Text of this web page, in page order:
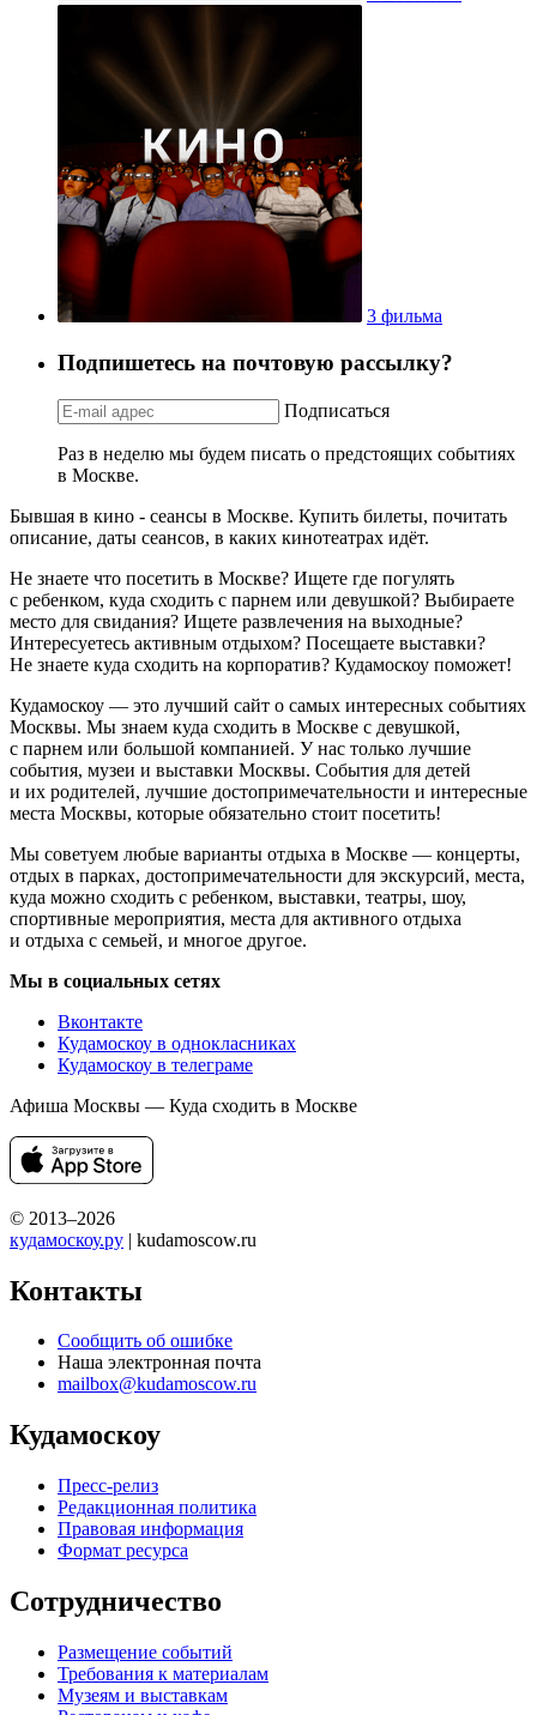
3 фильма
Подпишетесь на почтовую рассылку?
Подписаться
Раз в неделю мы будем писать о предстоящих событиях
в Москве.
Бывшая в кино - сеансы в Москве. Купить билеты, почитать
описание, даты сеансов, в каких кинотеатрах идёт.
Не знаете что посетить в Москве? Ищете где погулять
с ребенком, куда сходить с парнем или девушкой? Выбираете
место для свидания? Ищете развлечения на выходные?
Интересуетесь активным отдыхом? Посещаете выставки?
Не знаете куда сходить на корпоратив? Кудамоскоу поможет!
Кудамоскоу — это лучший сайт о самых интересных событиях
Москвы. Мы знаем куда сходить в Москве с девушкой,
с парнем или большой компанией. У нас только лучшие
события, музеи и выставки Москвы. События для детей
и их родителей, лучшие достопримечательности и интересные
места Москвы, которые обязательно стоит посетить!
Мы советуем любые варианты отдыха в Москве — концерты,
отдых в парках, достопримечательности для экскурсий, места,
куда можно сходить с ребенком, выставки, театры, шоу,
спортивные мероприятия, места для активного отдыха
и отдыха с семьей, и многое другое.
Мы в социальных сетях
Вконтакте
Кудамоскоу в однокласниках
Кудамоскоу в телеграме
Афиша Москвы — Куда сходить в Москве
© 2013–2026
кудамоскоу.ру | kudamoscow.ru
Контакты
Сообщить об ошибке
Наша электронная почта
mailbox@kudamoscow.ru
Кудамоскоу
Пресс-релиз
Редакционная политика
Правовая информация
Формат ресурса
Сотрудничество
Размещение событий
Требования к материалам
Музеям и выставкам